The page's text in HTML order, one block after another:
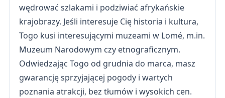
wędrować szlakami i podziwiać afrykańskie
krajobrazy. Jeśli interesuje Cię historia i kultura,
Togo kusi interesującymi muzeami w Lomé, m.in.
Muzeum Narodowym czy etnograficznym.
Odwiedzając Togo od grudnia do marca, masz
gwarancję sprzyjającej pogody i wartych
poznania atrakcji, bez tłumów i wysokich cen.